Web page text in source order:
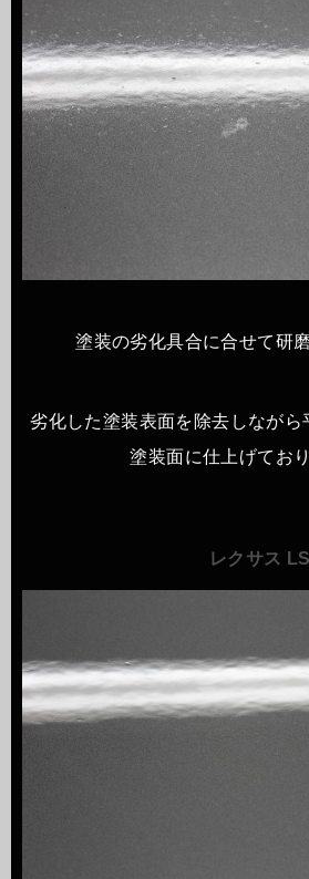
塗装の劣化具合に合せて研
劣化した塗装表面を除去しながら
塗装面に仕上げており
レクサス